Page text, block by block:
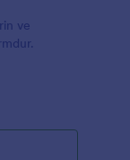
ve